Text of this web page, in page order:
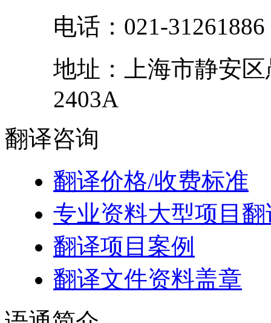
电话： 021-31261886
地址：
上海市静安区
2403A
翻译咨询
翻译价格/收费标准
专业资料大型项目翻
翻译项目案例
翻译文件资料盖章